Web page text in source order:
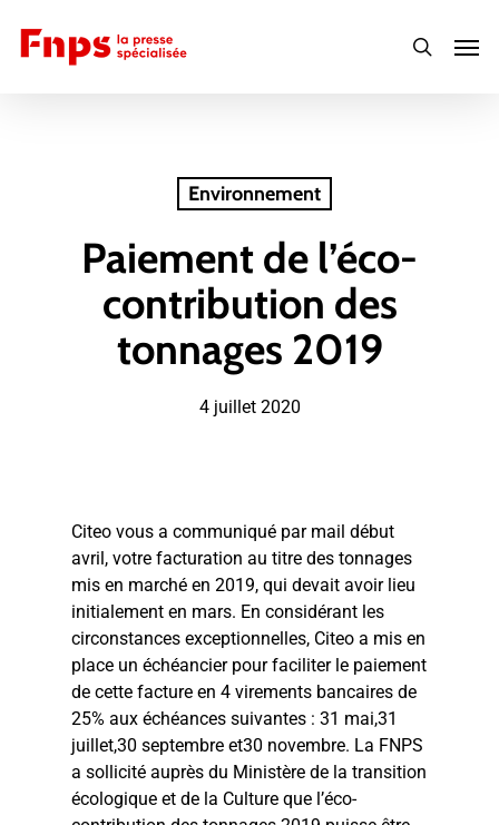
main
search
Environnement
Paiement de l’éco-
contribution des
tonnages 2019
4 juillet 2020
Citeo vous a communiqué par mail début
avril, votre facturation au titre des tonnages
mis en marché en 2019, qui devait avoir lieu
initialement en mars. En considérant les
circonstances exceptionnelles, Citeo a mis en
place un échéancier pour faciliter le paiement
de cette facture en 4 virements bancaires de
25% aux échéances suivantes : 31 mai,31
juillet,30 septembre et30 novembre. La FNPS
a sollicité auprès du Ministère de la transition
écologique et de la Culture que l’éco-